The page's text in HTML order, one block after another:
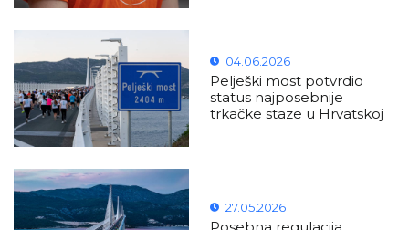
04.06.2026
Pelješki most potvrdio
status najposebnije
trkačke staze u Hrvatskoj
27.05.2026
Posebna regulacija